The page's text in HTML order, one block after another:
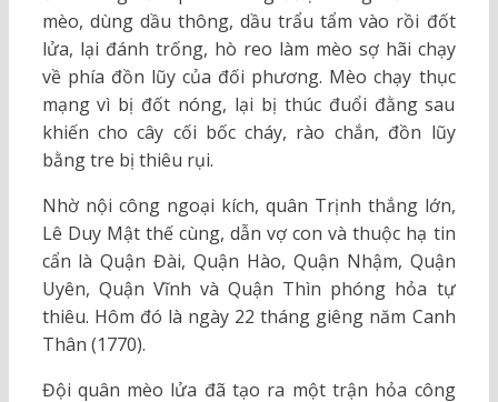
mèo, dùng dầu thông, dầu trẩu tẩm vào rồi đốt
lửa, lại đánh trống, hò reo làm mèo sợ hãi chạy
về phía đồn lũy của đối phương. Mèo chạy thục
mạng vì bị đốt nóng, lại bị thúc đuổi đằng sau
khiến cho cây cối bốc cháy, rào chắn, đồn lũy
bằng tre bị thiêu rụi.
Nhờ nội công ngoại kích, quân Trịnh thắng lớn,
Lê Duy Mật thế cùng, dẫn vợ con và thuộc hạ tin
cẩn là Quận Đài, Quận Hào, Quận Nhậm, Quận
Uyên, Quận Vĩnh và Quận Thìn phóng hỏa tự
thiêu. Hôm đó là ngày 22 tháng giêng năm Canh
Thân (1770).
Đội quân mèo lửa đã tạo ra một trận hỏa công